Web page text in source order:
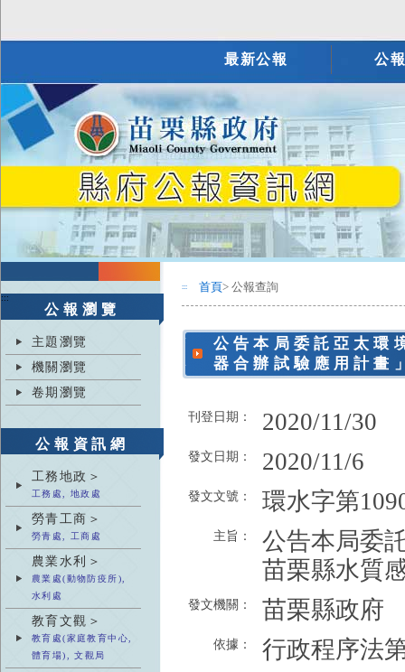
最新公報 公
:::
公報瀏覽
主題瀏覽
機關瀏覽
卷期瀏覽
公報資訊網
工務地政＞
工務處, 地政處
勞青工商＞
勞青處, 工商處
農業水利＞
農業處(動物防疫所),
水利處
教育文觀＞
教育處(家庭教育中心,
體育場), 文觀局
::: 首頁> 公報查詢
公告本局委託亞太環
器合辦試驗應用計畫
刊登日期： 2020/11/30
發文日期： 2020/11/6
發文文號： 環水字第
主旨：
公告本局委
苗栗縣水質
發文機關： 苗栗縣政府
依據： 行政程序法